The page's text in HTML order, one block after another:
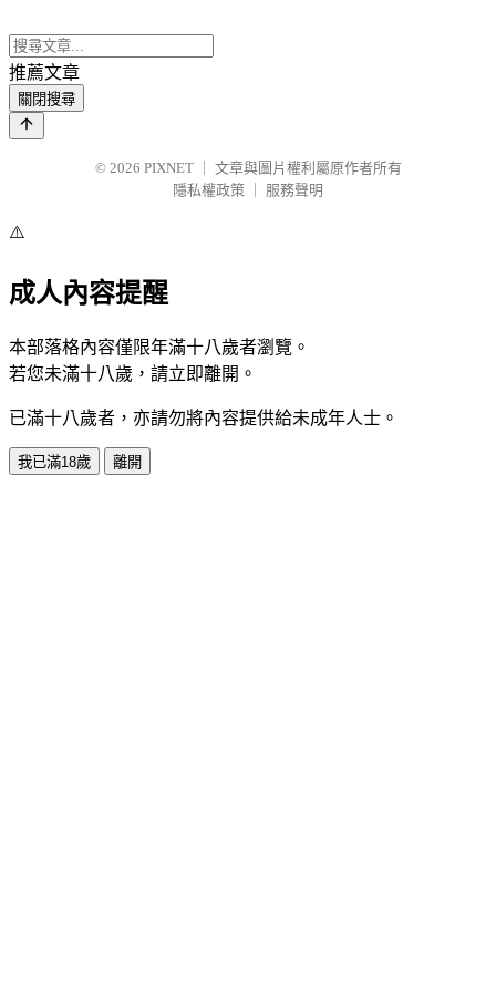
推薦文章
關閉搜尋
© 2026 PIXNET
文章與圖片權利屬原作者所有
隱私權政策
服務聲明
⚠️
成人內容提醒
本部落格內容僅限年滿十八歲者瀏覽。
若您未滿十八歲，請立即離開。
已滿十八歲者，亦請勿將內容提供給未成年人士。
我已滿18歲 離開